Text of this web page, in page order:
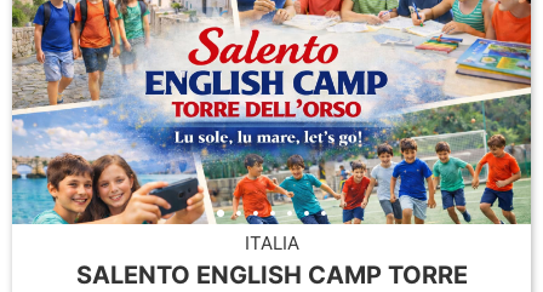
ITALIA
SALENTO ENGLISH CAMP TORRE